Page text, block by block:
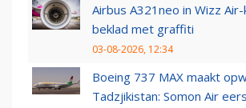
Airbus A321neo in Wizz
beklad met graffiti
03-08-2026, 12:34
Boeing 737 MAX maakt
Tadzjikistan: Somon Air